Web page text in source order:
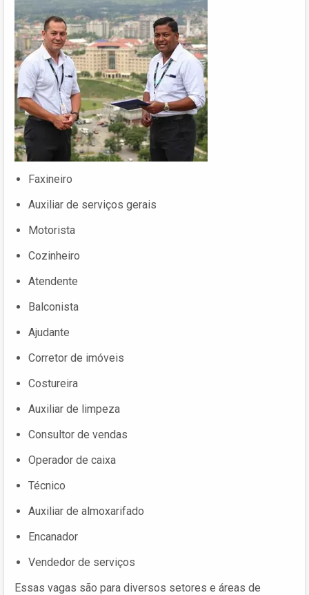
Faxineiro
Auxiliar de serviços gerais
Motorista
Cozinheiro
Atendente
Balconista
Ajudante
Corretor de imóveis
Costureira
Auxiliar de limpeza
Consultor de vendas
Operador de caixa
Técnico
Auxiliar de almoxarifado
Encanador
Vendedor de serviços
Essas vagas são para diversos setores e áreas de